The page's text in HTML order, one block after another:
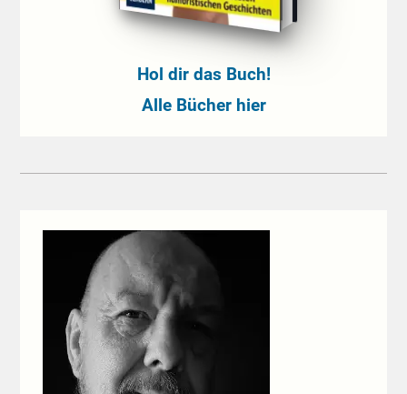
Hol dir das Buch!
Alle Bücher hier